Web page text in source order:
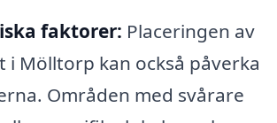
faktorer: Placeringen av
i Mölltorp kan också påverka
Områden med svårare